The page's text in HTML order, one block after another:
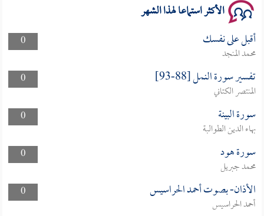
الأكثر استماعا لهذا الشهر
0 أقبل على نفسك
محمد المنجد
0
تفسير سورة النمل [88-93]
المنتصر الكتاني
0
سورة البينة
بهاء الدين الطوالبة
0
سورة هود
محمد جبريل
0
الأذان- بصوت أحمد الحراسيس
أحمد الحراسيس